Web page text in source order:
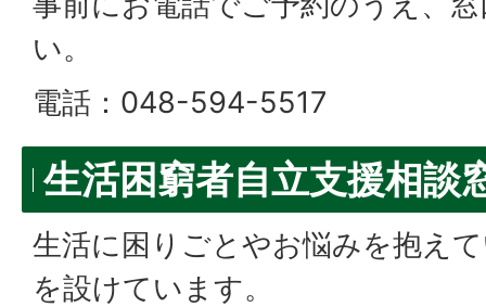
い。
電話：048-594-5517
生活困窮者自立支援相談
生活に困りごとやお悩みを抱え
を設けています。